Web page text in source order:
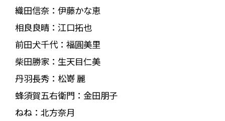
織田信奈：伊藤かな恵
相良良晴：江口拓也
前田犬千代：福圓美里
柴田勝家：生天目仁美
丹羽長秀：松嵜 麗
蜂須賀五右衛門：金田朋子
ねね：北方奈月